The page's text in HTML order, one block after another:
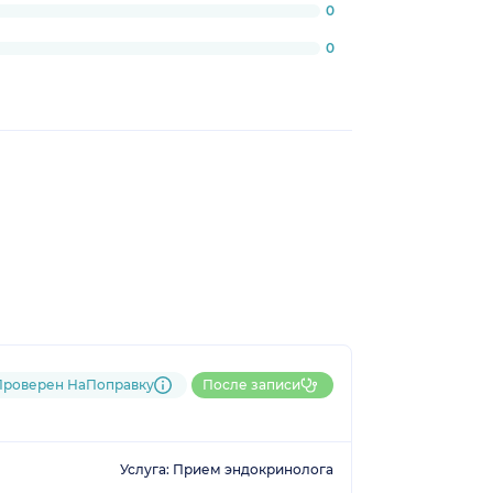
0
0
НаПоправку После записи
Услуга: Прием эндокринолога